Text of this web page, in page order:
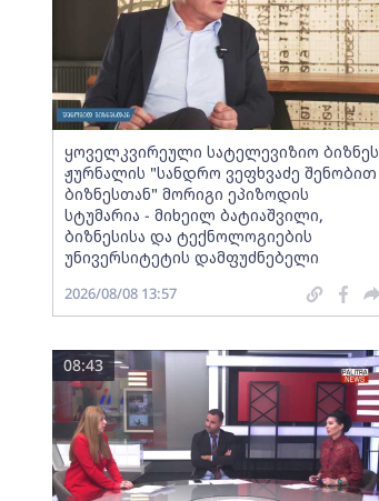
ყოველკვირეული სატელევიზიო ბიზნეს
ჟურნალის "სანდრო ვეფხვაძე შენობით
ბიზნესთან" მორიგი ეპიზოდის
სტუმარია - მიხეილ ბატიაშვილი,
ბიზნესისა და ტექნოლოგიების
უნივერსიტეტის დამფუძნებელი
2026/08/08 13:57
08:43